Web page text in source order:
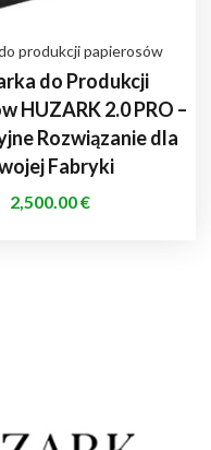
produkcji papierosów
do Produkcji
HUZARK 2.0 PRO –
Rozwiązanie dla
Fabryki
2,500.00€